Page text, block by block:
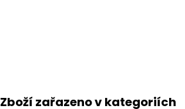
Zboží zařazeno v kategoriích